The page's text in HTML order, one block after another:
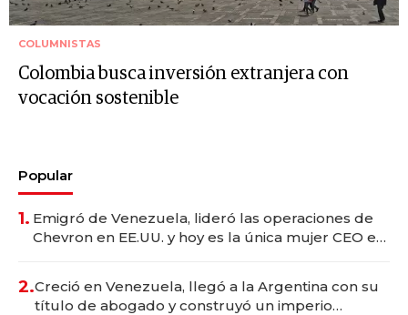
COLUMNISTAS
Colombia busca inversión extranjera con
vocación sostenible
Popular
1. Emigró de Venezuela, lideró las operaciones de
Chevron en EE.UU. y hoy es la única mujer CEO en
2.Creció en Venezuela, llegó a la Argentina con su
título de abogado y construyó un imperio